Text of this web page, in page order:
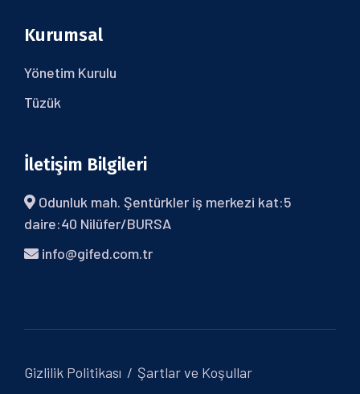
Kurumsal
Yönetim Kurulu
Tüzük
İletişim Bilgileri
Odunluk mah. Şentürkler iş merkezi kat:5
daire:40 Nilüfer/BURSA
info@gifed.com.tr
Gizlilik Politikası Şartlar ve Koşullar